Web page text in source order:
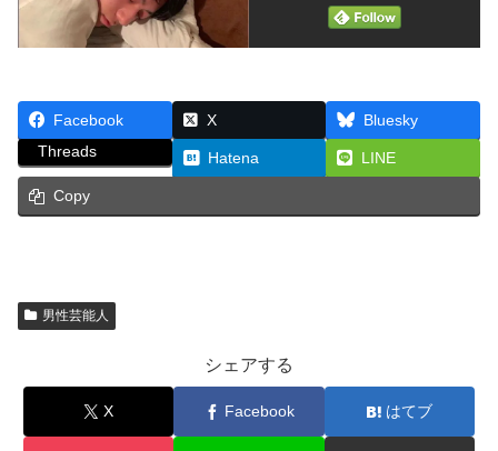
Facebook X
Bluesky
Threads
Hatena LINE
Copy
男性芸能人
シェアする
X Facebook はてブ